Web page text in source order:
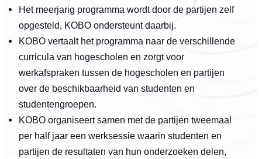
Het meerjarig programma wordt door de partijen zelf
opgesteld, KOBO ondersteunt daarbij.
KOBO vertaalt het programma naar de verschillende
curricula van hogescholen en zorgt voor
werkafspraken tussen de hogescholen en partijen
over de beschikbaarheid van studenten en
studentengroepen.
KOBO organiseert samen met de partijen tweemaal
per half jaar een werksessie waarin studenten en
partijen de resultaten van hun onderzoeken delen,